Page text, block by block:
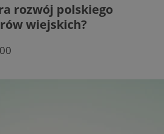
rozwój polskiego
wiejskich?